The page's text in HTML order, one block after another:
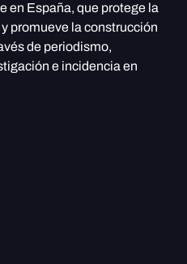
en España, que protege la
promueve la construcción
de periodismo,
e incidencia en